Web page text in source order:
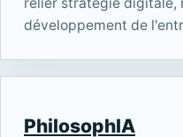
relier stratégie digitale,
développement de
PhilosophIA